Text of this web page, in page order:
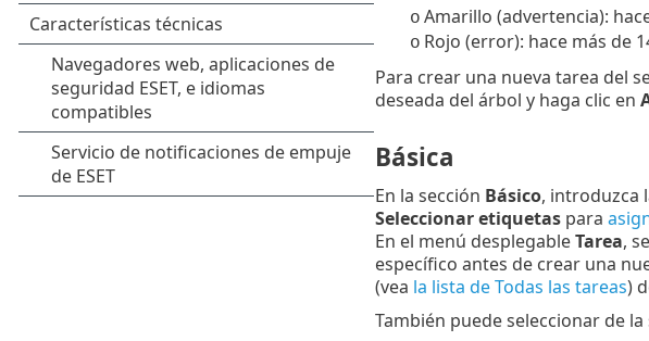
o Amarillo (advertencia):
o Rojo (error): hace más de
Para crear una nueva tarea del
deseada del árbol y haga clic en
Básica
En la sección Básico, introduzca
Seleccionar etiquetaspara
En el menú desplegableTarea,
específico antes de crear una
(vea la lista de Todas las tareas)
También puede seleccionar de